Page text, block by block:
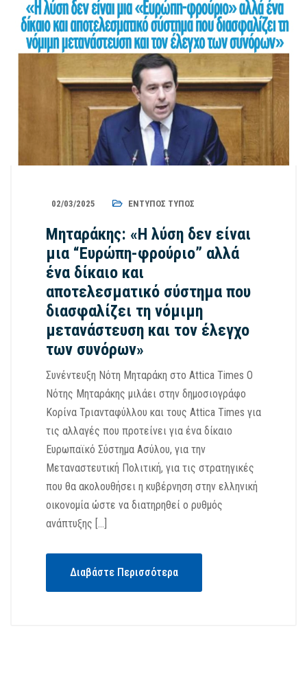
02/03/2025 ΈΝΤΥΠΟΣ ΤΎΠΟΣ
Μηταράκης: «Η λύση δεν είναι
μια “Ευρώπη-φρούριο” αλλά
ένα δίκαιο και
αποτελεσματικό σύστημα που
διασφαλίζει τη νόμιμη
μετανάστευση και τον έλεγχο
των συνόρων»
Συνέντευξη Νότη Μηταράκη στο Attica Times Ο
Νότης Μηταράκης μιλάει στην δημοσιογράφο
Κορίνα Τριανταφύλλου και τους Αttica Τimes για
τις αλλαγές που προτείνει για ένα δίκαιο
Ευρωπαϊκό Σύστημα Ασύλου, για την
Μεταναστευτική Πολιτική, για τις στρατηγικές
που θα ακολουθήσει η κυβέρνηση στην ελληνική
οικονομία ώστε να διατηρηθεί ο ρυθμός
ανάπτυξης […]
Διαβάστε Περισσότερα